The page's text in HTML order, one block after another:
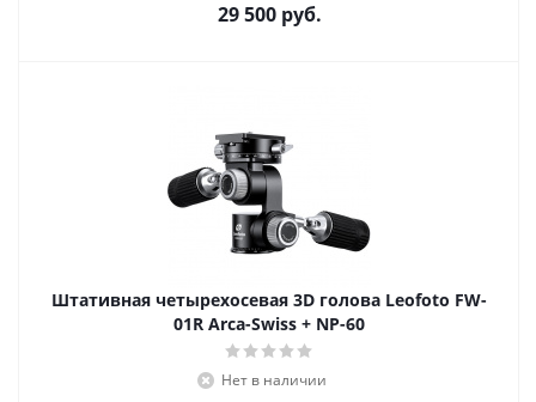
29 500руб.
Штативная четырехосевая 3D голова Leofoto FW-
01R Arca-Swiss + NP-60
Нет в наличии